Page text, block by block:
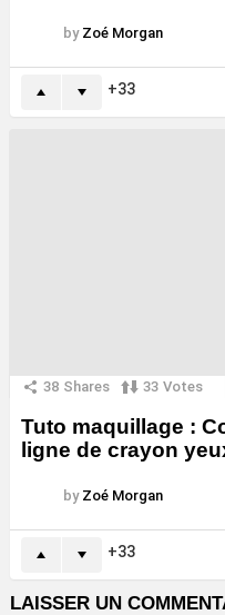
by Zoé Morgan
33
38 Shares 33 Votes
Tuto maquillage :
ligne de crayon
by Zoé Morgan
33
LAISSER UN